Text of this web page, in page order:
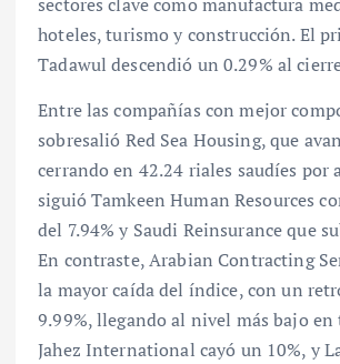
hoteles, turismo y construcción. El
Tadawul descendió un 0.29% al
Entre las compañías con mejor
sobresalió Red Sea Housing, que
cerrando en 42.24 riales saudíes por
siguió Tamkeen Human Resources
del 7.94% y Saudi Reinsurance que
En contraste, Arabian Contracting
la mayor caída del índice, con un
9.99%, llegando al nivel más bajo en
Jahez International cayó un 10%, y